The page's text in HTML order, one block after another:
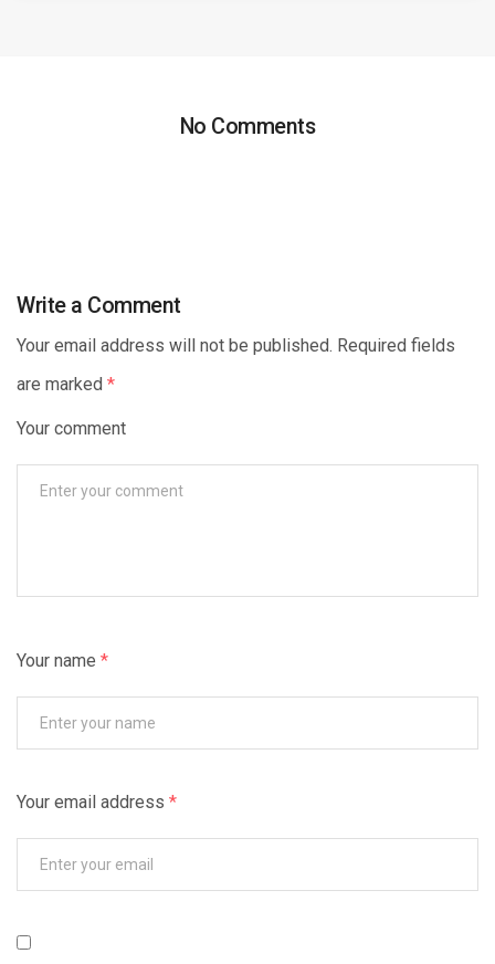
No Comments
Write a Comment
Your email address will not be published. Required fields
are marked *
Your comment
Your name *
Your email address *